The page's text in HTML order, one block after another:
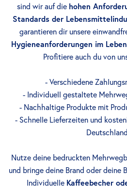
sind wir auf die hohen
Standards der
garantieren dir unsere
Hygieneanforderungen im
Profitiere auch du von
- Verschiedene
- Individuell gestaltete
- Nachhaltige Produkte mit
- Schnelle Lieferzeiten und
Nutze deine bedruckten
und bringe deine Brand oder deine
Individuelle Kaffeebecher